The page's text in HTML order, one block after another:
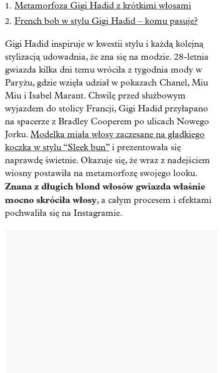
Metamorfoza Gigi Hadid z krótkimi włosami
French bob w stylu Gigi Hadid – komu pasuje?
Gigi Hadid inspiruje w kwestii stylu i każdą kolejną
stylizacją udowadnia, że zna się na modzie. 28-letnia
gwiazda kilka dni temu wróciła z tygodnia mody w
Paryżu, gdzie wzięła udział w pokazach Chanel, Miu
Miu i Isabel Marant. Chwilę przed służbowym
wyjazdem do stolicy Francji, Gigi Hadid przyłapano
na spacerze z Bradley Cooperem po ulicach Nowego
Jorku. Modelka miała włosy zaczesane na gładkiego
koczka w stylu “Sleek bun” i prezentowała się
naprawdę świetnie. Okazuje się, że wraz z nadejściem
wiosny postawiła na metamorfozę swojego looku.
Znana z długich blond włosów gwiazda właśnie
mocno skróciła włosy, a całym procesem i efektami
pochwaliła się na Instagramie.